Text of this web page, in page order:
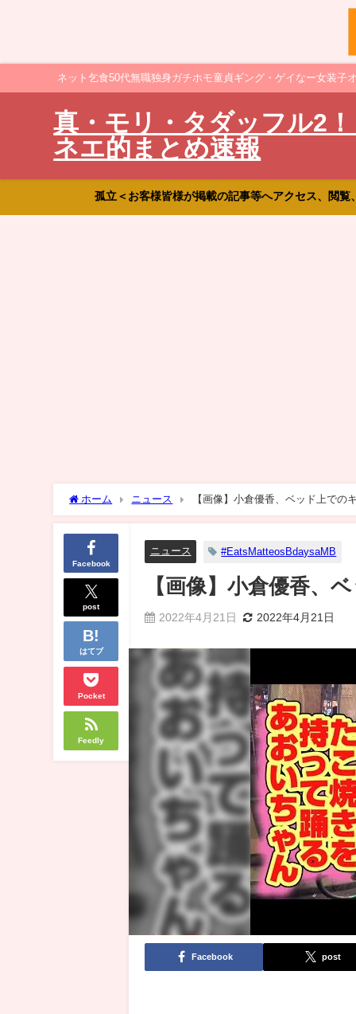
ネット乞食50代無職独身ガチホモ童貞ギング・ゲイなー女装
真・モリ・タダッフル2
ネエ的まとめ速報
孤立＜お客様皆様が掲載の記事等へアクセス、閲
ホーム ニュース 【画像】小倉優香、ベッド上での
Facebook
post
はてブ
Pocket
Feedly
ニュース #EatsMatteosBdaysaMB
【画像】小倉優香、
2022年4月21日 2022年4月21日
Facebook post